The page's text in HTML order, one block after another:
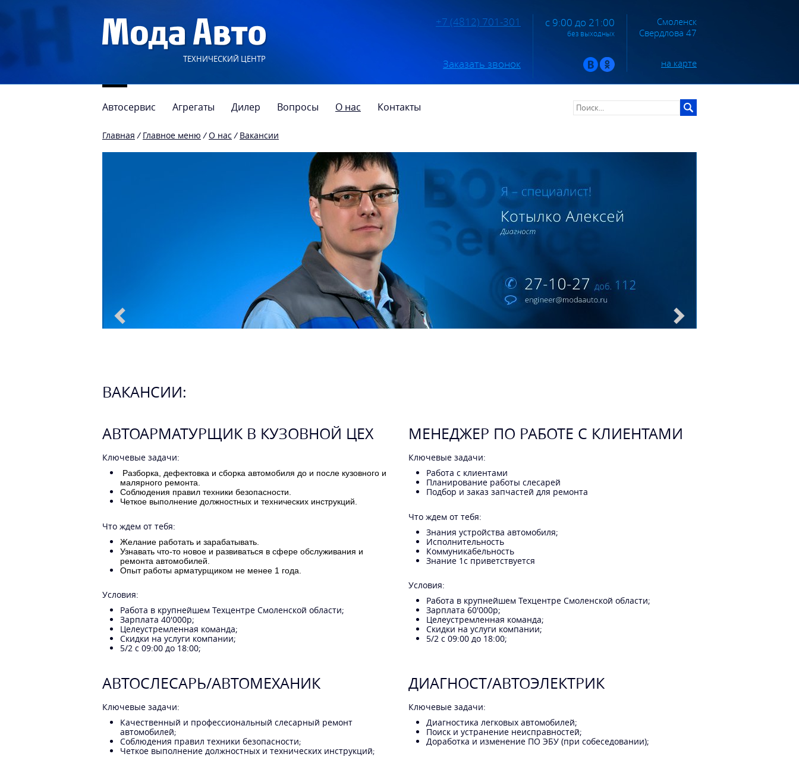
ТЕХНИЧЕСКИЙ ЦЕНТР
+7 (4812) 701-301
Заказать звонок
с 9:00 до 21:00
без выходных
Смоленск
Свердлова 47
на карте
Автосервис Агрегаты Дилер Вопросы О нас Контакты
Главная / Главное меню / О нас / Вакансии
ВАКАНСИИ:
АВТОАРМАТУРЩИК В КУЗОВНОЙ ЦЕХ
Ключевые задачи:
Разборка, дефектовка и сборка автомобиля до и после кузовного и
малярного ремонта.
Соблюдения правил техники безопасности.
Четкое выполнение должностных и технических инструкций.
Что ждем от тебя:
Желание работать и зарабатывать.
Узнавать что-то новое и развиваться в сфере обслуживания и
ремонта автомобилей.
Опыт работы арматурщиком не менее 1 года.
Условия:
Работа в крупнейшем Техцентре Смоленской области;
Зарплата 40'000р;
Целеустремленная команда;
Скидки на услуги компании;
5/2 с 09:00 до 18:00;
МЕНЕДЖЕР ПО РАБОТЕ С КЛИЕНТАМИ
Ключевые задачи:
Работа с клиентами
Планирование работы слесарей
Подбор и заказ запчастей для ремонта
Что ждем от тебя:
Знания устройства автомобиля;
Исполнительность
Коммуникабельность
Знание 1с приветствуется
Условия:
Работа в крупнейшем Техцентре Смоленской области;
Зарплата 60'000р;
Целеустремленная команда;
Скидки на услуги компании;
5/2 с 09:00 до 18:00;
АВТОСЛЕСАРЬ/АВТОМЕХАНИК
Ключевые задачи:
Качественный и профессиональный слесарный ремонт
автомобилей;
Соблюдения правил техники безопасности;
Четкое выполнение должностных и технических инструкций;
ДИАГНОСТ/АВТОЭЛЕКТРИК
Ключевые задачи:
Диагностика легковых автомобилей;
Поиск и устранение неисправностей;
Доработка и изменение ПО ЭБУ (при собеседовании);